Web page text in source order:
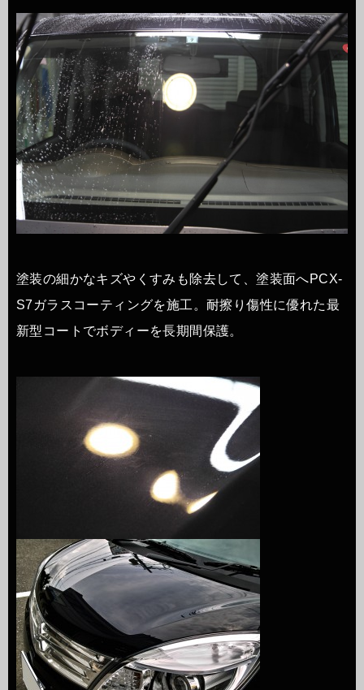
塗装の細かなキズやくすみも除去して、塗装面へPCX-
S7ガラスコーティングを施工。耐擦り傷性に優れた最
新型コートでボディーを長期間保護。